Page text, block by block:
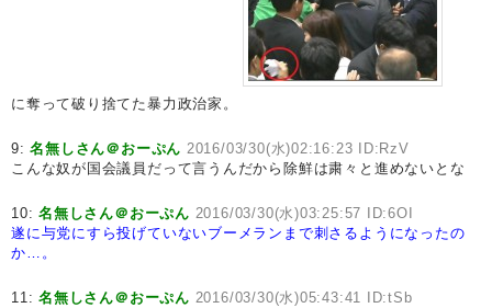
に奪って破り捨てた暴力政治家。
9:名無しさん＠おーぷん 2016/03/30(水)02:16:23 ID:RzV
こんな奴が国会議員だって言うんだから除鮮は粛々と進めないとな
10:名無しさん＠おーぷん 2016/03/30(水)03:25:57 ID:6OI
遂に与党にすら投げていないブーメランまで刺さるようになったの
か…。
11:名無しさん＠おーぷん 2016/03/30(水)05:43:41 ID:tSb